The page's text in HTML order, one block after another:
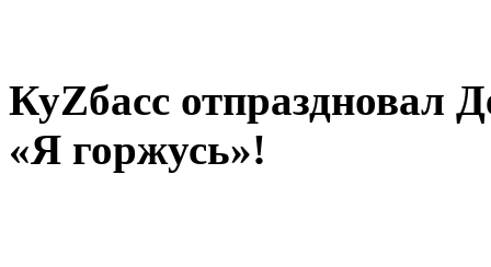
КуZбасс отпраздновал
«Я горжусь»!